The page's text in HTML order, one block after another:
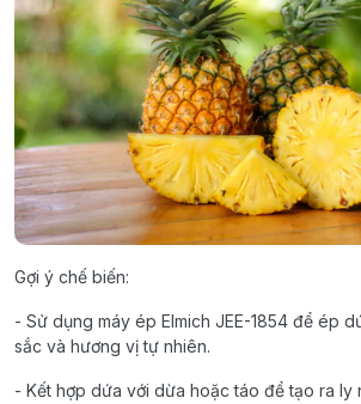
Gợi ý chế biến:
- Sử dụng máy ép Elmich JEE-1854 để ép
sắc và hương vị tự nhiên.
- Kết hợp dứa với dừa hoặc táo để tạo ra ly